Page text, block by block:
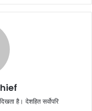
है। देशहित सर्वोपरि